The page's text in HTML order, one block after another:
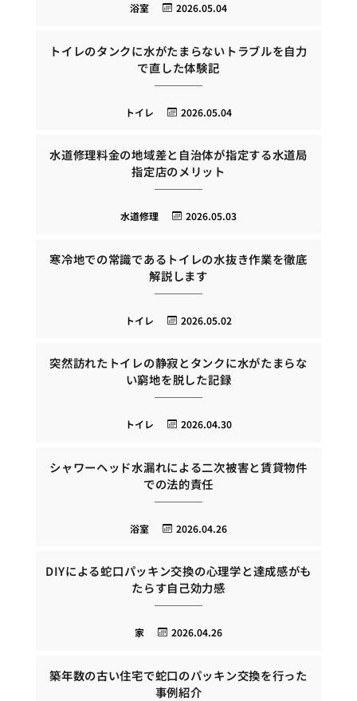
2026.05.04
浴室
トイレのタンクに水がたまらないトラブルを自力
で直した体験記
2026.05.04
トイレ
水道修理料金の地域差と自治体が指定する水道局
指定店のメリット
2026.05.03
水道修理
寒冷地での常識であるトイレの水抜き作業を徹底
解説します
2026.05.02
トイレ
突然訪れたトイレの静寂とタンクに水がたまらな
い窮地を脱した記録
2026.04.30
トイレ
シャワーヘッド水漏れによる二次被害と賃貸物件
での法的責任
2026.04.26
浴室
DIYによる蛇口パッキン交換の心理学と達成感がも
たらす自己効力感
2026.04.26
家
築年数の古い住宅で蛇口のパッキン交換を行った
事例紹介